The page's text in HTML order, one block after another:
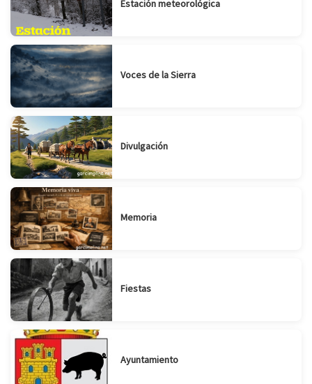
Estación meteorológica
Voces de la Sierra
Divulgación
Memoria
Fiestas
Ayuntamiento